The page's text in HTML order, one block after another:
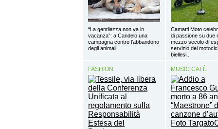
“La gentilezza non va in
vacanza”: a Candelo una
campagna contro l’abbandono
degli animali
Camatti Moto
di passione su due
mezzo secolo di
servizio dei
biellesi...
FASHION MUSIC CAFÈ